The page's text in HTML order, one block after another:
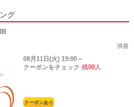
グ
渋谷
08月11日(火) 19:00～
クーポンをチェック 残98人
クーポンあり